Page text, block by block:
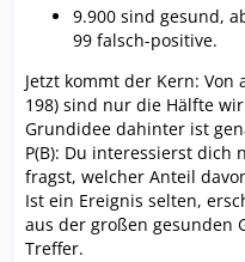
9.900 sind gesund,
99 falsch-positive.
Jetzt kommt der Kern: Von
198) sind nur die Hälfte
Grundidee dahinter ist
P(B): Du interessierst dich
fragst, welcher Anteil
Ist ein Ereignis selten,
aus der großen gesunden
Treffer.